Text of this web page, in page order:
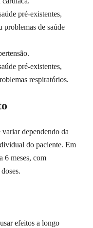
pré-existentes,
problemas de saúde
pré-existentes,
respiratórios.
dependendo da
do paciente. Em
6 meses, com
efeitos a longo